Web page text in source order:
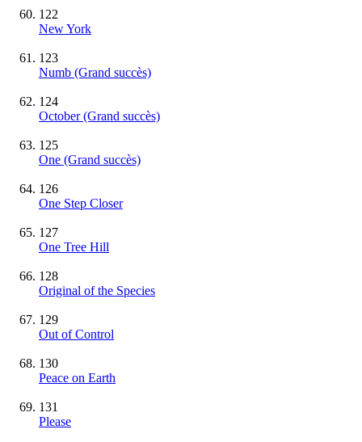
122
New York
123
Numb (Grand succès)
124
October(Grand succès)
125
One (Grand succès)
126
One Step Closer
127
One Tree Hill
128
Original of the Species
129
Out of Control
130
Peace on Earth
131
Please